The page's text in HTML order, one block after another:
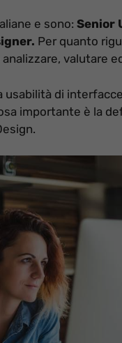
e sono: Senior
Per quanto
valutare
usabilità di
importante è la